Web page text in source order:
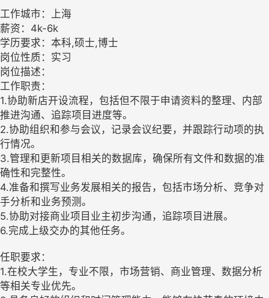
工作城市：上海
薪资：4k-6k
学历要求：本科,硕士,博士
岗位性质：实习
岗位描述：
工作职责：
1.协助新店开设流程，包括但不限于申请资料的整理、内部
推进沟通、追踪项目进度等。
2.协助组织和参与会议，记录会议纪要，并跟踪行动项的执
行情况。
3.管理和更新项目相关的数据库，确保所有文件和数据的准
确性和完整性。
4.准备和撰写业务发展相关的报告，包括市场分析、竞争对
手分析和业务预测。
5.协助对接商业项目业主初步沟通，追踪项目进展。
6.完成上级交办的其他任务。
任职要求：
1.在校大学生，专业不限，市场营销、商业管理、数据分析
等相关专业优先。